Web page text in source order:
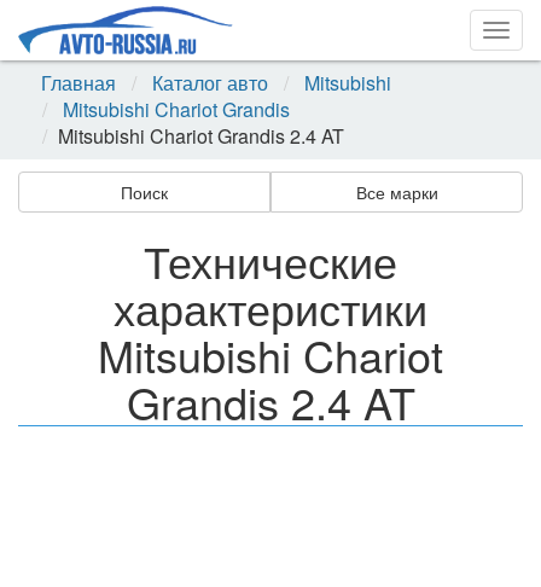
Главная
Каталог авто
Mitsubishi
Mitsubishi Chariot Grandis
Mitsubishi Chariot Grandis 2.4 AT
Поиск Все марки
Технические
характеристики
Mitsubishi Chariot
Grandis 2.4 AT